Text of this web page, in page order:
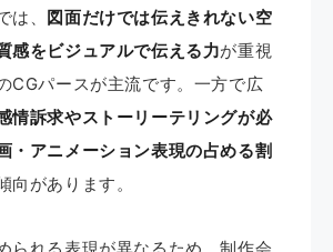
は、 図面だけでは伝えきれない空
感をビジュアルで伝える力が重視
CGパースが主流です。一方で広
情訴求やストーリーテリングが必
・アニメーション表現の占める割
向があります。